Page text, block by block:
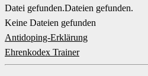
Datei gefunden.Dateien gefunden.
Keine Dateien gefunden
Antidoping-Erklärung
Ehrenkodex Trainer